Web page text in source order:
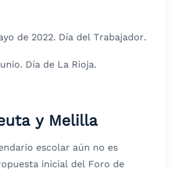
de 2022. Día del Trabajador.
Día de La Rioja.
y Melilla
escolar aún no es
inicial del Foro de